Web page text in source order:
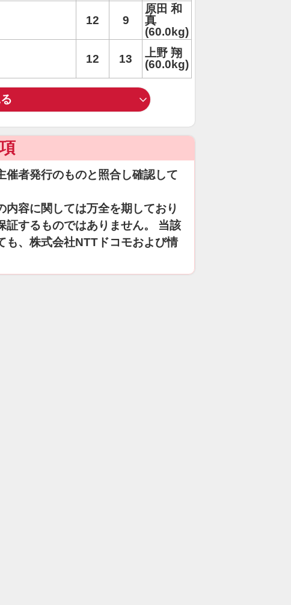
12 9
原田 和
真
(60.0kg)
12 13
上野 翔
(60.0kg)
催者発行のものと照合し確認して
容に関しては万全を期しており
証するものではありません。 当該
も、株式会社NTTドコモおよび情